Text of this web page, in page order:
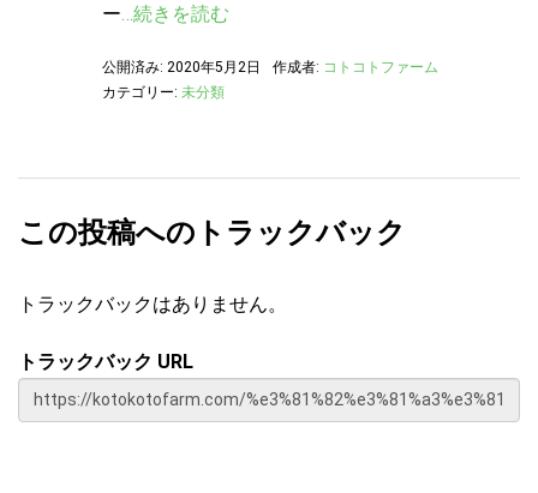
ー …続きを読む
公開済み: 2020年5月2日 作成者: コトコトファーム
カテゴリー: 未分類
この投稿へのトラックバック
トラックバックはありません。
トラックバック URL